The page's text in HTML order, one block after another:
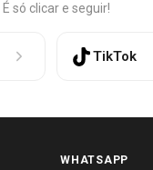
só clicar e seguir!
TikTok
WHATSAPP